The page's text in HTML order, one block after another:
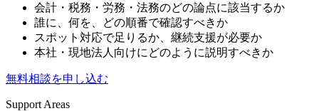
会計・税務・労務・法務のどの論点に該当するか
誰に、何を、どの順番で確認すべきか
スポット対応で足りるか、継続支援が必要か
本社・現地法人向けにどのように説明すべきか
無料相談を申し込む
Support Areas